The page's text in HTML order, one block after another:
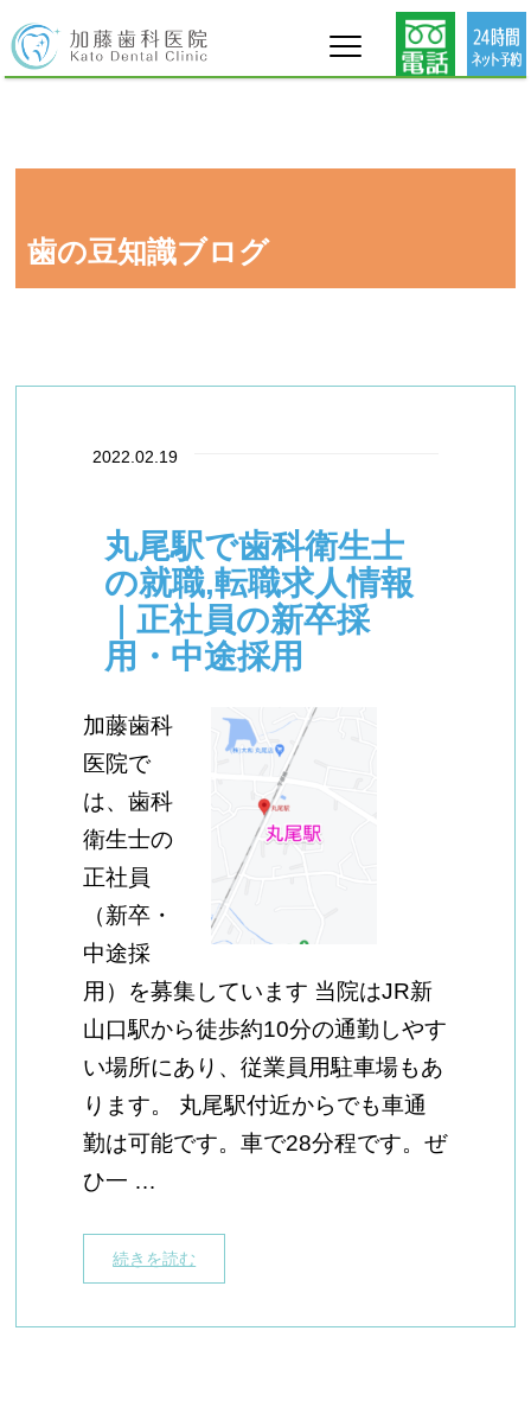
タグ : 丸尾駅 歯科衛生士 新卒採用
歯の豆知識ブログ
2022.02.19
丸尾駅で歯科衛生士
の就職,転職求人情報
｜正社員の新卒採
用・中途採用
加藤歯科
医院で
は、歯科
衛生士の
正社員
（新卒・
中途採
用）を募集しています 当院はJR新
山口駅から徒歩約10分の通勤しやす
い場所にあり、従業員用駐車場もあ
ります。 丸尾駅付近からでも車通
勤は可能です。車で28分程です。ぜ
ひ一 …
続きを読む